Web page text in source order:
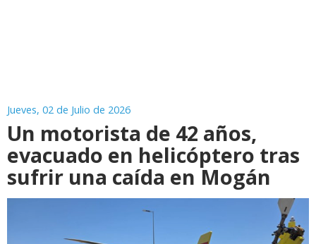
Jueves, 02 de Julio de 2026
Un motorista de 42 años,
evacuado en helicóptero tras
sufrir una caída en Mogán